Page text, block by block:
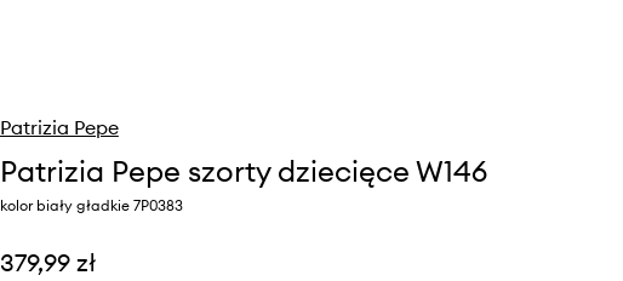
Patrizia Pepe
Patrizia Pepe szorty dziecięce W146
kolor biały gładkie 7P0383
379,99 zł